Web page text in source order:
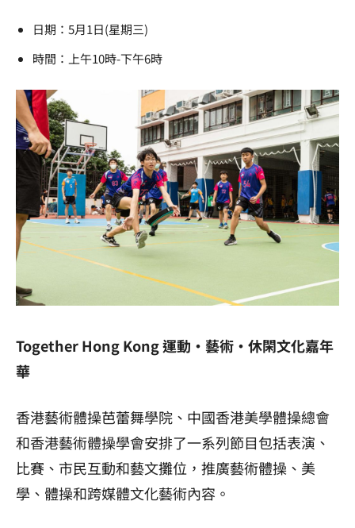
日期：5月1日(星期三)
時間：上午10時-下午6時
Together Hong Kong 運動·藝術·休閑文化嘉年
華
香港藝術體操芭蕾舞學院、中國香港美學體操總會
和香港藝術體操學會安排了一系列節目包括表演、
比賽、市民互動和藝文攤位，推廣藝術體操、美
學、體操和跨媒體文化藝術內容。